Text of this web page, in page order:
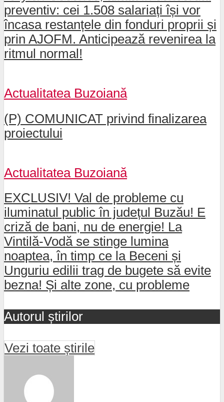
preventiv: cei 1.508 salariați își vor
încasa restanțele din fonduri proprii și
prin AJOFM. Anticipează revenirea la
ritmul normal!
Actualitatea Buzoiană
(P) COMUNICAT privind finalizarea
proiectului
Actualitatea Buzoiană
EXCLUSIV! Val de probleme cu
iluminatul public în județul Buzău! E
criză de bani, nu de energie! La
Vintilă-Vodă se stinge lumina
noaptea, în timp ce la Beceni și
Unguriu edilii trag de bugete să evite
bezna! Și alte zone, cu probleme
Autorul știrilor
Vezi toate știrile